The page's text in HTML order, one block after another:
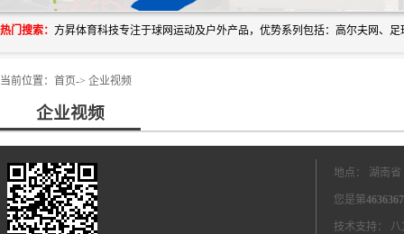
热门搜索：
当前位置： 首页-> 企业视频
企业视频
地点： 湖南
您是第4636367
技术支持： 八